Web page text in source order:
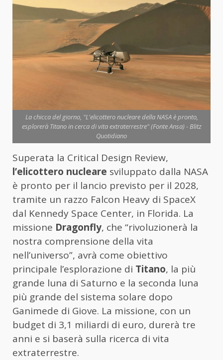
La chicca del giorno, "L'elicottero nucleare della NASA è pronto,
esplorerà Titano in cerca di vita extraterrestre" (Fonte Ansa) - Blitz
Quotidiano
Superata la Critical Design Review,
l’elicottero nucleare sviluppato dalla NASA
è pronto per il lancio previsto per il 2028,
tramite un razzo Falcon Heavy di SpaceX
dal Kennedy Space Center, in Florida. La
missione Dragonfly, che “rivoluzionerà la
nostra comprensione della vita
nell’universo”, avrà come obiettivo
principale l’esplorazione di Titano, la più
grande luna di Saturno e la seconda luna
più grande del sistema solare dopo
Ganimede di Giove. La missione, con un
budget di 3,1 miliardi di euro, durerà tre
anni e si baserà sulla ricerca di vita
extraterrestre.